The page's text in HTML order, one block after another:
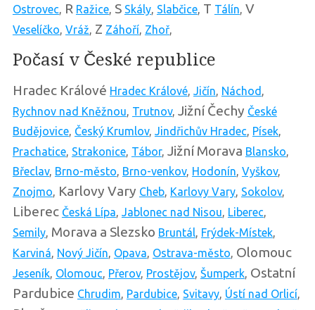
Ostrovec, R Ražice, S Skály, Slabčice, T Tálín, V
Veselíčko, Vráž, Z Záhoří, Zhoř,
Počasí v České republice
Hradec Králové Hradec Králové, Jičín, Náchod ,
Rychnov nad Kněžnou, Trutnov, Jižní Čechy České
Budějovice, Český Krumlov, Jindřichův Hradec, Písek,
Prachatice, Strakonice, Tábor, Jižní Morava Blansko,
Břeclav, Brno-město, Brno-venkov, Hodonín, Vyškov,
Znojmo, Karlovy Vary Cheb, Karlovy Vary, Sokolov,
Liberec Česká Lípa, Jablonec nad Nisou, Liberec,
Semily, Morava a Slezsko Bruntál, Frýdek-Místek,
Karviná, Nový Jičín, Opava, Ostrava-město, Olomouc
Jeseník, Olomouc, Přerov, Prostějov, Šumperk, Ostatní
Pardubice Chrudim, Pardubice, Svitavy, Ústí nad Orlicí,